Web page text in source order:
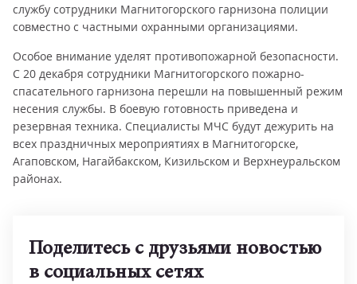
службу сотрудники Магнитогорского гарнизона полиции
совместно с частными охранными организациями.
Особое внимание уделят противопожарной безопасности.
С 20 декабря сотрудники Магнитогорского пожарно-
спасательного гарнизона перешли на повышенный режим
несения службы. В боевую готовность приведена и
резервная техника. Специалисты МЧС будут дежурить на
всех праздничных мероприятиях в Магнитогорске,
Агаповском, Нагайбакском, Кизильском и Верхнеуральском
районах.
Поделитесь с друзьями новостью
в социальных сетях